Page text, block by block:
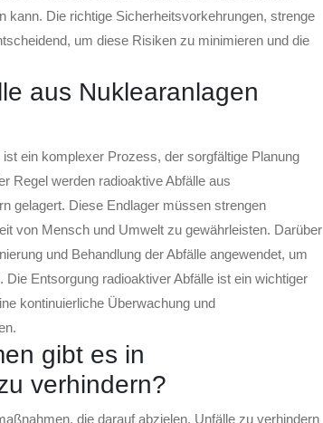
kann. Die richtige Sicherheitsvorkehrungen, strenge
um diese Risiken zu minimieren und die
aus Nuklearanlagen
ein komplexer Prozess, der sorgfältige Planung
Regel werden radioaktive Abfälle aus
gelagert. Diese Endlager müssen strengen
von Mensch und Umwelt zu gewährleisten. Darüber
und Behandlung der Abfälle angewendet, um
Entsorgung radioaktiver Abfälle ist ein wichtiger
kontinuierliche Überwachung und
gibt es in
verhindern?
die darauf abzielen, Unfälle zu verhindern